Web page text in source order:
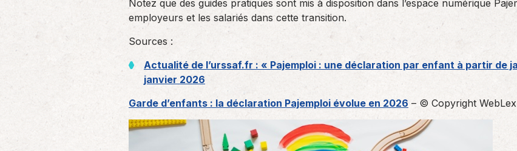
Notez que des guides pratiques sont mis à disposition dans l’espace numérique
employeurs et les salariés dans cette transition.
Sources :
Actualité de l’urssaf.fr : « Pajemploi : une déclaration par enfant à partir de
janvier 2026
Garde d’enfants : la déclaration Pajemploi évolue en 2026 – © Copyright WebLex